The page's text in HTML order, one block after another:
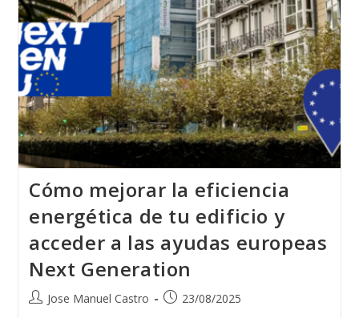
Cómo mejorar la eficiencia
energética de tu edificio y
acceder a las ayudas europeas
Next Generation
Jose Manuel Castro 23/08/2025